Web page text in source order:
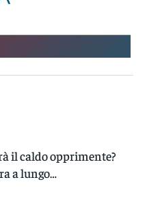
il caldo opprimente?
a lungo…